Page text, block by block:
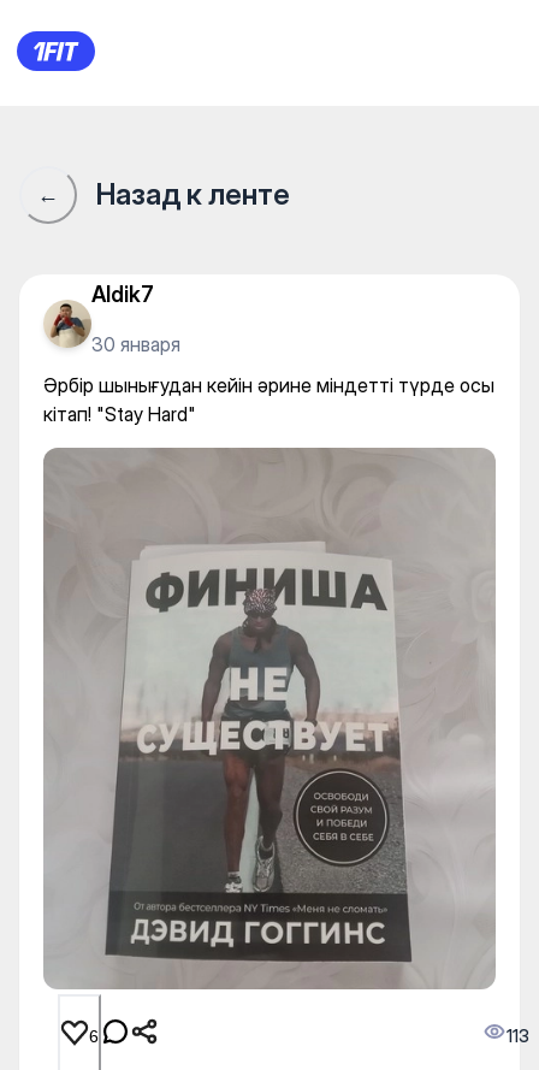
Әрбір шынығудан кейін
← Назад к ленте
Aldik7
30 января
Әрбір шынығудан кейін әрине міндетті түрде осы
кітап! "Stay Hard"
6 113